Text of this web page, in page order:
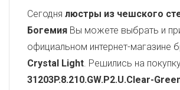
Сегодня люстры из чешского
Богемия Вы можете выбрать и
официальном интернет-магазине
Crystal Light. Решились на
31203P.8.210.GW.P2.U.Clear-